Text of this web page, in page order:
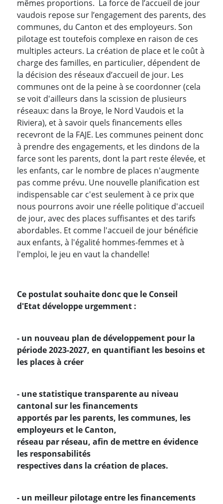
mêmes proportions. La force de l’accueil de jour
vaudois repose sur l’engagement des parents, des
communes, du Canton et des employeurs. Son
pilotage est toutefois complexe en raison de ces
multiples acteurs. La création de place et le coût à
charge des familles, en particulier, dépendent de
la décision des réseaux d’accueil de jour. Les
communes ont de la peine à se coordonner (cela
se voit d'ailleurs dans la scission de plusieurs
réseaux: dans la Broye, le Nord Vaudois et la
Riviera), et à savoir quels financements elles
recevront de la FAJE. Les communes peinent donc
à prendre des engagements, et les dindons de la
farce sont les parents, dont la part reste élevée, et
les enfants, car le nombre de places n'augmente
pas comme prévu. Une nouvelle planification est
indispensable car c'est seulement à ce prix que
nous pourrons avoir une réelle politique d'accueil
de jour, avec des places suffisantes et des tarifs
abordables. Et comme l'accueil de jour bénéficie
aux enfants, à l'égalité hommes-femmes et à
l'emploi, le jeu en vaut la chandelle!
Ce postulat souhaite donc que le Conseil
d'Etat développe urgemment :
- un nouveau plan de développement pour la
période 2023-2027, en quantifiant les besoins et
les places à créer
- une statistique transparente au niveau
cantonal sur les financements
apportés par les parents, les communes, les
employeurs et le Canton,
réseau par réseau, afin de mettre en évidence
les responsabilités
respectives dans la création de places.
- un meilleur pilotage entre les financements